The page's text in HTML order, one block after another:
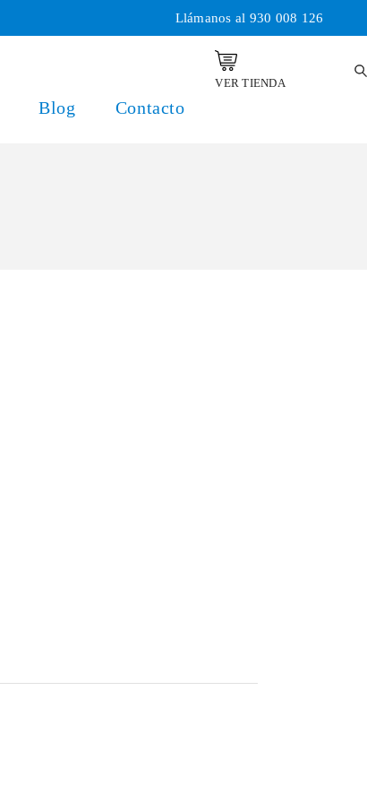
Llámanos al 930 008 126
Blog Contacto
VER TIENDA